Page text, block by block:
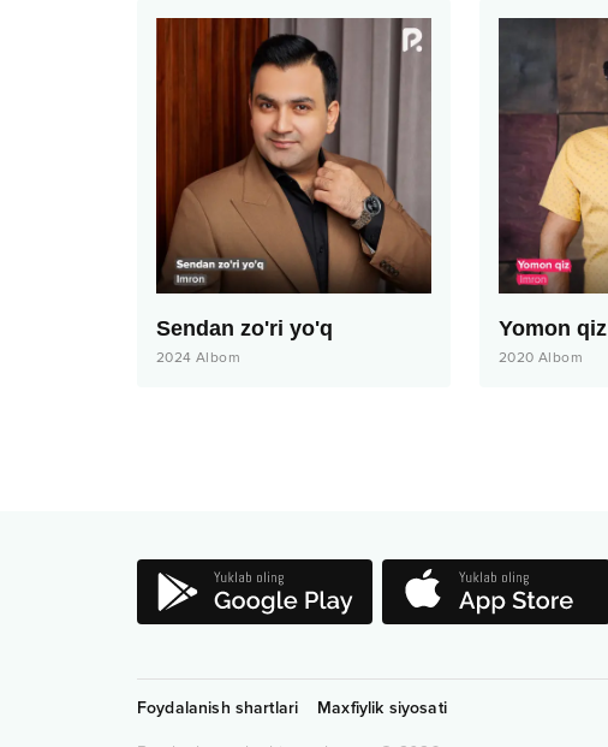
Sendan zo'ri yo'q
2024 Albom
Yomon qiz
2020 Albom
Foydalanish shartlari Maxfiylik siyosati